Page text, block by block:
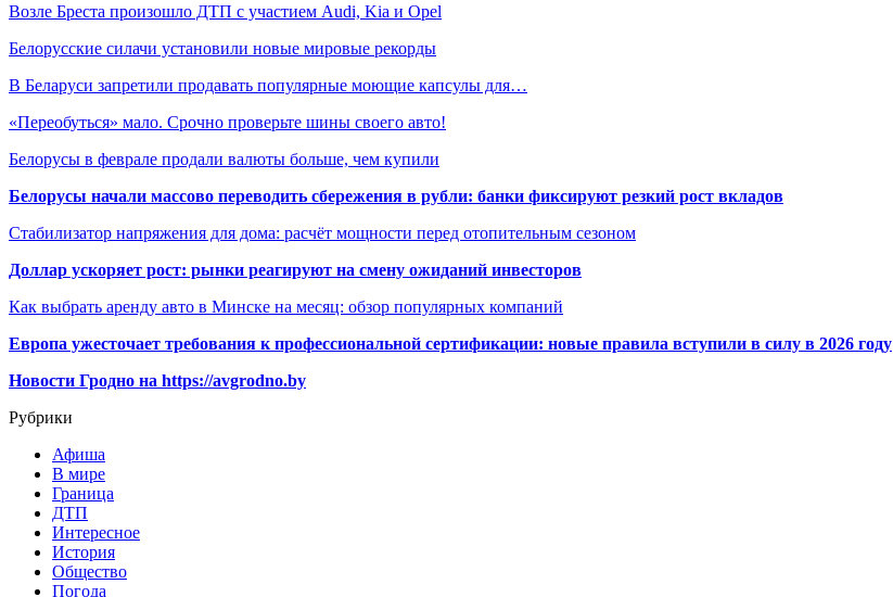
Возле Бреста произошло ДТП с участием Audi, Kia и Opel
Белорусские силачи установили новые мировые рекорды
В Беларуси запретили продавать популярные моющие капсулы для…
«Переобуться» мало. Срочно проверьте шины своего авто!
Белорусы в феврале продали валюты больше, чем купили
Белорусы начали массово переводить сбережения в рубли: банки фиксируют резкий рост вкладов
Стабилизатор напряжения для дома: расчёт мощности перед отопительным сезоном
Доллар ускоряет рост: рынки реагируют на смену ожиданий инвесторов
Как выбрать аренду авто в Минске на месяц: обзор популярных компаний
Европа ужесточает требования к профессиональной сертификации: новые правила вступили в силу в 2026 году
Новости Гродно на https://avgrodno.by
Рубрики
Афиша
В мире
Граница
ДТП
Интересное
История
Общество
Погода